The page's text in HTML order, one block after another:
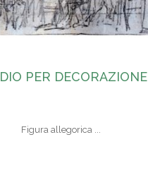
PER DECORAZIONE
Figura allegorica ...